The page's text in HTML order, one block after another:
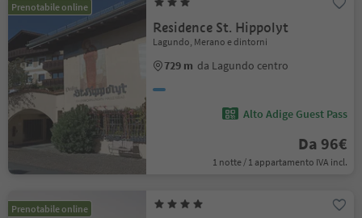
Prenotabile online
Residence St. Hippolyt
Lagundo, Merano e dintorni
729 m da Lagundo centro
Alto Adige Guest Pass
Da 96€
1 notte / 1 appartamento IVA incl.
Prenotabile online